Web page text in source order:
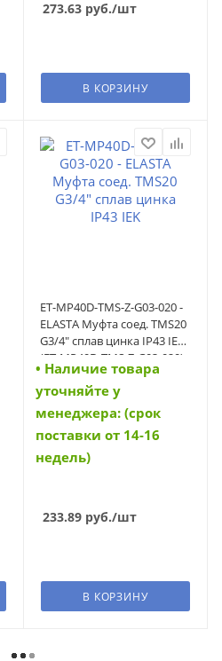
273.63руб./шт
В КОРЗИНУ
ET-MP40D-TMS-Z-G03-020 -
ELASTA Муфта соед. TMS20
G3/4" сплав цинка IP43 IEK
(ET-MP40D-TMS-Z-G03-020)
• Наличие товара
уточняйте у
менеджера: (срок
поставки от 14-16
недель)
233.89руб./шт
В КОРЗИНУ